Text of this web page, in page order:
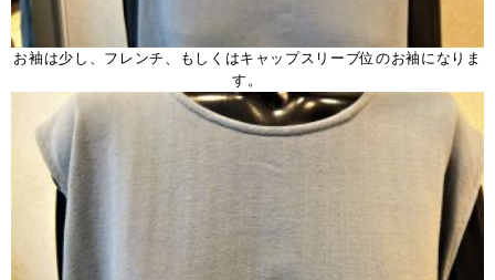
お袖は少し、フレンチ、もしくはキャップスリーブ位のお袖になりま
す。